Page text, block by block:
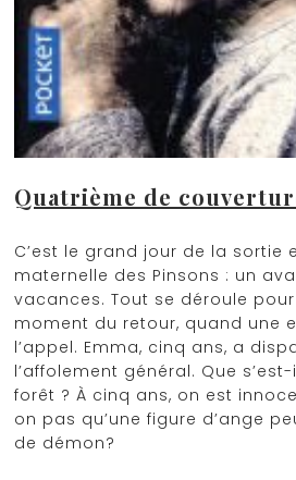
Quatrième de
C’est le grand jour de la sortie
maternelle des Pinsons : un
vacances. Tout se déroule pour
moment du retour, quand une
l’appel. Emma, cinq ans, a
l’affolement général. Que
forêt ? À cinq ans, on est
on pas qu’une figure d’ange
de démon?